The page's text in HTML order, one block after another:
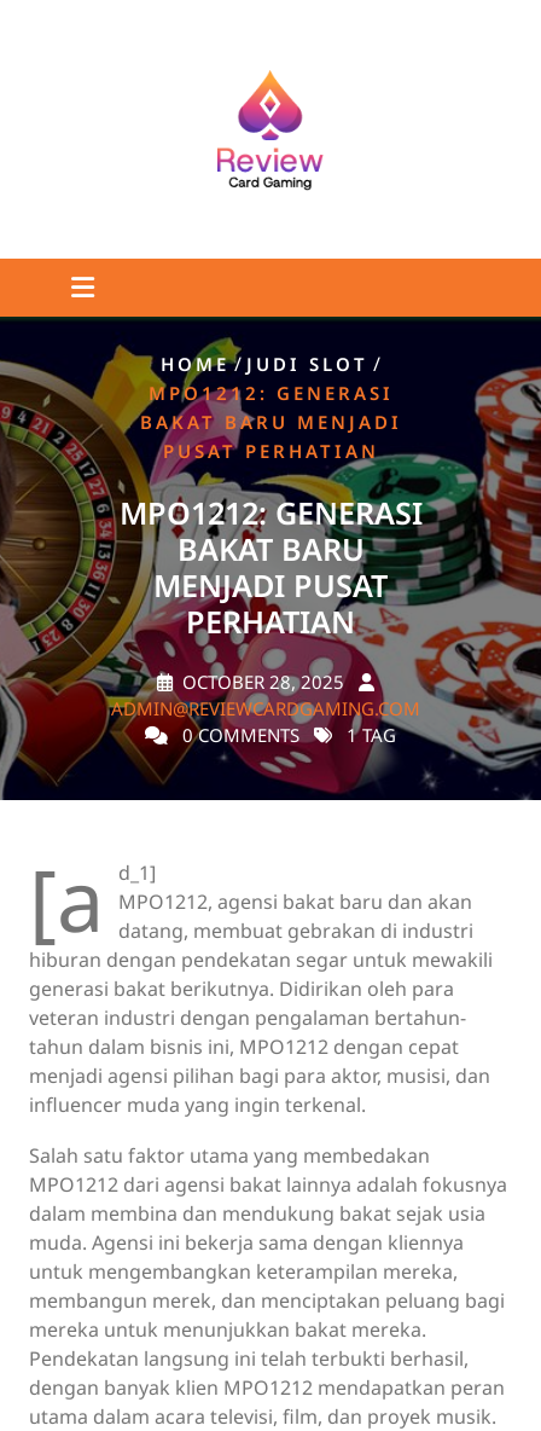
HOME/ JUDI SLOT /
MPO1212: GENERASI
BAKAT BARU MENJADI
PUSAT PERHATIAN
MPO1212: GENERASI
BAKAT BARU
MENJADI PUSAT
PERHATIAN
OCTOBER 28, 2025
ADMIN@REVIEWCARDGAMING.COM
0 COMMENTS
1 TAG
[a
d_1]
MPO1212, agensi bakat baru dan akan
datang, membuat gebrakan di industri
hiburan dengan pendekatan segar untuk mewakili
generasi bakat berikutnya. Didirikan oleh para
veteran industri dengan pengalaman bertahun-
tahun dalam bisnis ini, MPO1212 dengan cepat
menjadi agensi pilihan bagi para aktor, musisi, dan
influencer muda yang ingin terkenal.
Salah satu faktor utama yang membedakan
MPO1212 dari agensi bakat lainnya adalah fokusnya
dalam membina dan mendukung bakat sejak usia
muda. Agensi ini bekerja sama dengan kliennya
untuk mengembangkan keterampilan mereka,
membangun merek, dan menciptakan peluang bagi
mereka untuk menunjukkan bakat mereka.
Pendekatan langsung ini telah terbukti berhasil,
dengan banyak klien MPO1212 mendapatkan peran
utama dalam acara televisi, film, dan proyek musik.